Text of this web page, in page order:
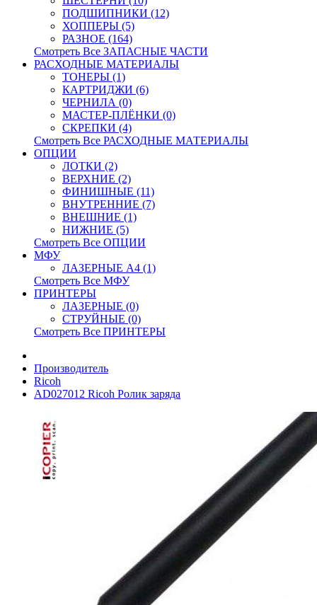
ПОДШИПНИКИ (12)
ХОППЕРЫ (5)
РАЗНОЕ (164)
Смотреть Все ЗАПАСНЫЕ ЧАСТИ
РАСХОДНЫЕ МАТЕРИАЛЫ
ТОНЕРЫ (1)
КАРТРИДЖИ (6)
ЧЕРНИЛА (0)
МАСТЕР-ПЛЁНКИ (0)
СКРЕПКИ (4)
Смотреть Все РАСХОДНЫЕ МАТЕРИАЛЫ
ОПЦИИ
ЛОТКИ (2)
ВЕРХНИЕ (2)
ФИНИШНЫЕ (11)
ВНУТРЕННИЕ (7)
ВНЕШНИЕ (1)
НИЖНИЕ (5)
Смотреть Все ОПЦИИ
МФУ
ЛАЗЕРНЫЕ A4 (1)
Смотреть Все МФУ
ПРИНТЕРЫ
ЛАЗЕРНЫЕ (0)
СТРУЙНЫЕ (0)
Смотреть Все ПРИНТЕРЫ
Производитель
Ricoh
AD027012 Ricoh Ролик заряда